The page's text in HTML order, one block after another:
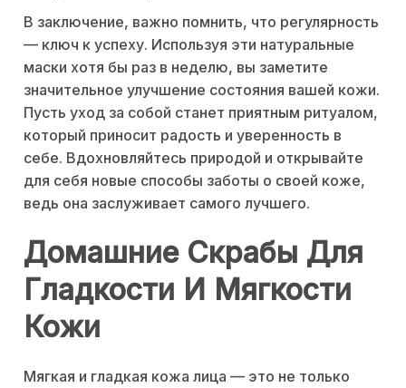
В заключение, важно помнить, что регулярность
— ключ к успеху. Используя эти натуральные
маски хотя бы раз в неделю, вы заметите
значительное улучшение состояния вашей кожи.
Пусть уход за собой станет приятным ритуалом,
который приносит радость и уверенность в
себе. Вдохновляйтесь природой и открывайте
для себя новые способы заботы о своей коже,
ведь она заслуживает самого лучшего.
Домашние Скрабы Для
Гладкости И Мягкости
Кожи
Мягкая и гладкая кожа лица — это не только